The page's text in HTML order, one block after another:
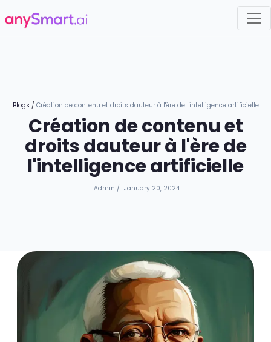
Blogs / Création de contenu et droits dauteur à l'ère de l'intelligence artificielle
Création de contenu et
droits dauteur à l'ère de
l'intelligence artificielle
Admin / January 20, 2024